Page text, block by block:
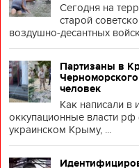
Сегодня на
старой
воздушно-десантных
Партизаны в
человек
Как написали в
оккупационные власти
украинском Крыму, ...